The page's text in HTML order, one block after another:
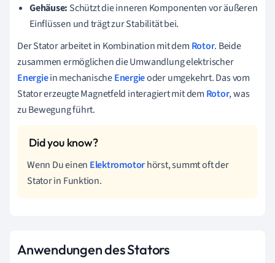
Gehäuse: Schützt die inneren Komponenten vor äußeren
Einflüssen und trägt zur Stabilität bei.
Der Stator arbeitet in Kombination mit dem Rotor. Beide
zusammen ermöglichen die Umwandlung elektrischer
Energiein mechanischeEnergieoder umgekehrt. Das vom
Stator erzeugte Magnetfeld interagiert mit dem Rotor, was
zu Bewegung führt.
Wenn Du einen Elektromotorhörst, summt oft der
Stator in Funktion.
Anwendungen des Stators